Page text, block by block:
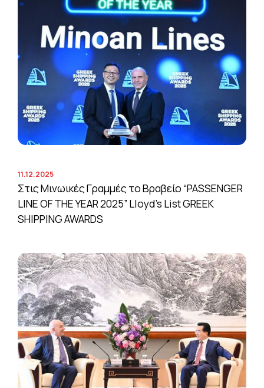
11.12.2025
Στις Μινωικές Γραμμές το Βραβείο “PASSENGER
LINE OF THE YEAR 2025” Lloyd’s List GREEK
SHIPPING AWARDS